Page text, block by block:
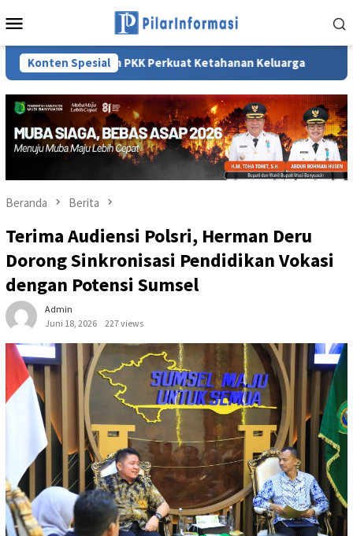
ke
Mobile
Konten Spesial
PKK Perkuat Ketahanan Keluarga Sekda Sumsel
Beranda Berita
Terima Audiensi Polsri, Herman Deru
Dorong Sinkronisasi Pendidikan Vokasi
dengan Potensi Sumsel
Admin
Juni 18, 2026
227 views